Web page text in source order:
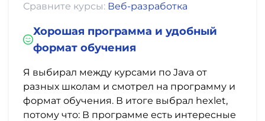
Сравните курсы: Веб-разработка
Хорошая программа и удобный
формат обучения
Я выбирал между курсами по Java от
разных школам и смотрел на программу и
формат обучения. В итоге выбрал hexlet,
потому что: В программе есть интересные